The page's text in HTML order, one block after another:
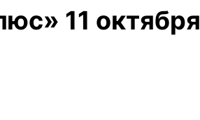
11 октября